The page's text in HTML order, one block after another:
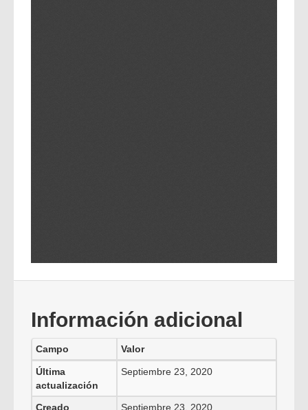
Información adicional
Campo Valor
Última
actualización
Septiembre 23, 2020
Creado
Septiembre 23, 2020